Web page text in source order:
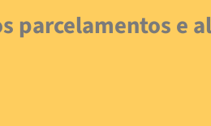
parcelamentos e